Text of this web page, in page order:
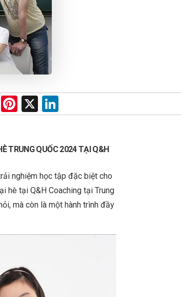
E Pi
nt
es
t
X
n
dI
n
TRUNG QUỐC 2024 TẠI Q&H
nghiệm học tập đặc biệt cho
hè tại Q&H Coaching tại Trung
mà còn là một hành trình đầy